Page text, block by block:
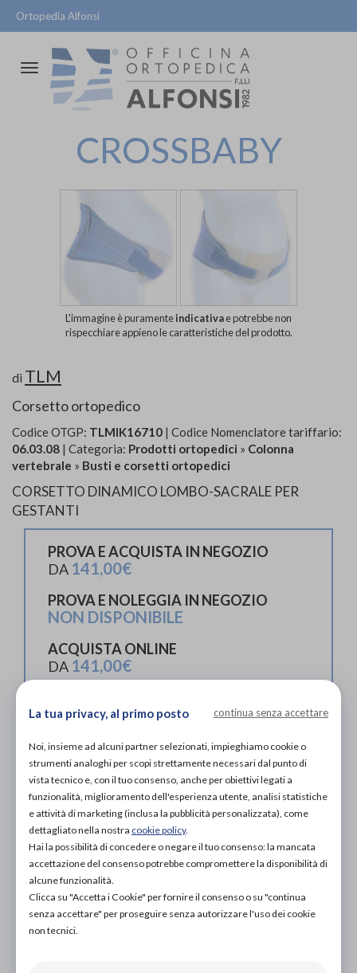
Ortopedia Alfonsi
Attiva/disattiva
navigazione
CROSSBABY
L'immagine è puramenteindicativae potrebbe non
rispecchiare appieno le caratteristiche del prodotto.
di TLM
Corsetto ortopedico
Codice OTGP: TLMIK16710 | Codice Nomenclatore tariffario:
06.03.08 | Categoria: Prodotti ortopedici » Colonna
vertebrale » Busti e corsetti ortopedici
CORSETTO DINAMICO LOMBO-SACRALE PER
GESTANTI
PROVA E ACQUISTA IN NEGOZIO
DA 141,00€
PROVA E NOLEGGIA IN NEGOZIO
NON DISPONIBILE
ACQUISTA ONLINE
DA 141,00€
Organizza prova in negozio
Scarica il coupon
Aggiungi al carrello
La tua privacy, al primo posto continua senza accettare
Noi, insieme ad alcuni partner selezionati, impieghiamo cookie o
strumenti analoghi per scopi strettamente necessari dal punto di
vista tecnico e, con il tuo consenso, anche per obiettivi legati a
funzionalità, miglioramento dell'esperienza utente, analisi statistiche
e attività di marketing (inclusa la pubblicità personalizzata), come
dettagliato nella nostra cookie policy.
Hai la possibilità di concedere o negare il tuo consenso: la mancata
accettazione del consenso potrebbe compromettere la disponibilità di
alcune funzionalità.
Clicca su "Accetta i Cookie" per fornire il consenso o su "continua
senza accettare" per proseguire senza autorizzare l'uso dei cookie
non tecnici.